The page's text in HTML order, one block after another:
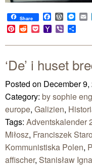
Share Facebook
Pinterest
RedditPocketYahoo
Mail
Viber
‘De’ i huset
Posted on December
Category: by sophie
europe, Galizien,
Tags: Adventskalender
Miłosz, Franciszek
Kommunistiska Polen,
affischer, Stanisław